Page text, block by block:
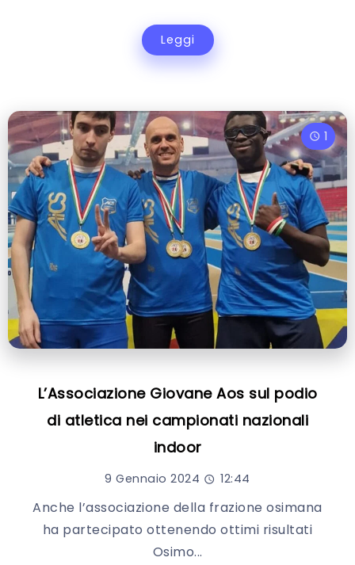
Leggi
1
L’Associazione Giovane Aos sul podio
di atletica nei campionati nazionali
indoor
9 Gennaio 2024 12:44
Anche l’associazione della frazione osimana
ha partecipato ottenendo ottimi risultati
Osimo...